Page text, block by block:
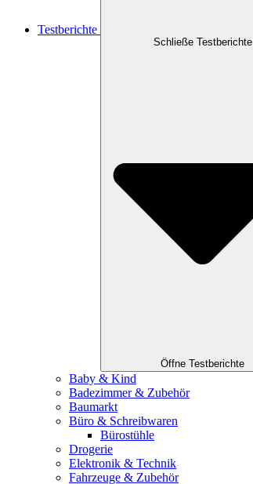
Testberichte
Schließe Testberichte
Öffne Testberichte
Baby & Kind
Badezimmer & Zubehör
Baumarkt
Büro & Schreibwaren
Bürostühle
Drogerie
Elektronik & Technik
Fahrzeuge & Zubehör